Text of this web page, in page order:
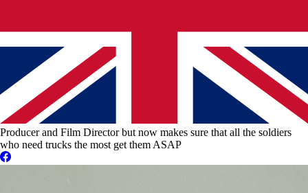
Producer and Film Director but now makes sure that all the soldiers
who need trucks the most get them ASAP